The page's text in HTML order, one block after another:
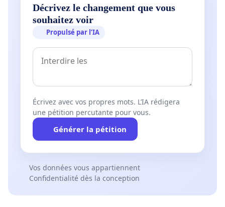
Décrivez le changement que vous
souhaitez voir
Propulsé par l’IA
Écrivez avec vos propres mots. L’IA rédigera
une pétition percutante pour vous.
Générer la pétition
Vos données vous appartiennent
Confidentialité dès la conception